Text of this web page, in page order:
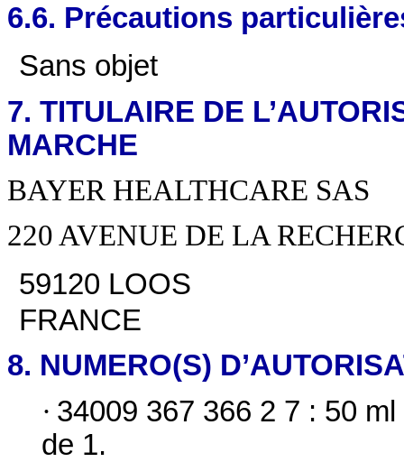
6.6. Précautions
Sans objet
7. TITULAIRE DE
MARCHE
BAYER HEALTHCARE SAS
220 AVENUE DE LA
59120 LOOS
FRANCE
8. NUMERO(S)
· 34009 367 366 2 7 : 50
de 1.